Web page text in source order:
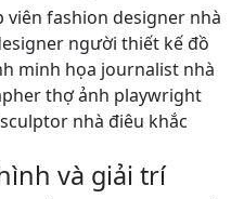
fashion designer nhà
người thiết kế đồ
minh họa journalist nhà
thợ ảnh playwright
nhà điêu khắc
và giải trí